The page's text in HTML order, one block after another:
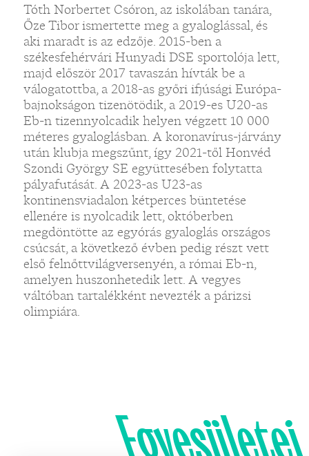
Tóth Norbertet Csóron, az iskolában tanára,
Őze Tibor ismertette meg a gyaloglással, és
aki maradt is az edzője. 2015-ben a
székesfehérvári Hunyadi DSE sportolója lett,
majd először 2017 tavaszán hívták be a
válogatottba, a 2018-as győri ifjúsági Európa-
bajnokságon tizenötödik, a 2019-es U20-as
Eb-n tizennyolcadik helyen végzett 10 000
méteres gyaloglásban. A koronavírus-járvány
után klubja megszűnt, így 2021-től Honvéd
Szondi György SE együttesében folytatta
pályafutását. A 2023-as U23-as
kontinensviadalon kétperces büntetése
ellenére is nyolcadik lett, októberben
megdöntötte az egyórás gyaloglás országos
csúcsát, a következő évben pedig részt vett
első felnőttvilágversenyén, a római Eb-n,
amelyen huszonhetedik lett. A vegyes
váltóban tartalékként nevezték a párizsi
olimpiára.